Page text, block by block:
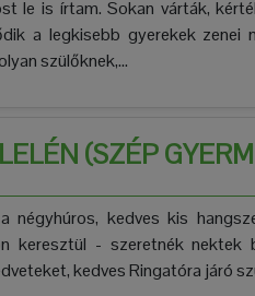
le is írtam. Sokan várták,
a legkisebb gyerekek zenei
szülőknek,...
(SZÉP
kedves kis
keresztül - szeretnék nektek
kedves Ringatóra járó